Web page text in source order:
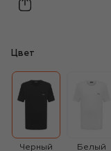
Цвет
Черный Белый